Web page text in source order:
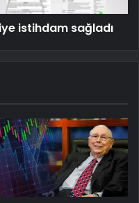
istihdam sağladı